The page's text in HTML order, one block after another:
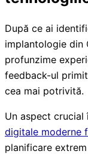
După ce ai
implantologie din
profunzime
feedback-ul
cea mai potrivită.
Un aspect crucial
digitale moderne
planificare